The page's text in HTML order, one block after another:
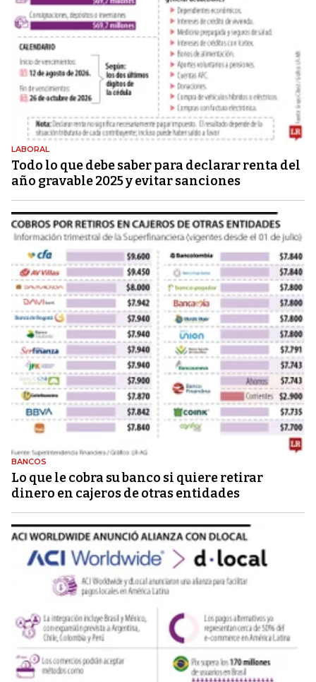
LABORAL
Todo lo que debe saber para declarar renta del
año gravable 2025 y evitar sanciones
BANCOS
Lo que le cobra su banco si quiere retirar
dinero en cajeros de otras entidades